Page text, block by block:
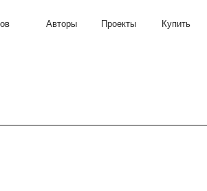
Проекты
Авторы Контакты
Купить